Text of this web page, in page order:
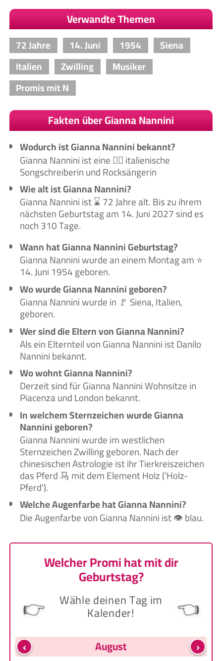
Verwandte Themen
72 Jahre 14. Juni 1954
Siena
Italien
Zwilling
Musiker
Promis mit N
Fakten über Gianna Nannini
Wodurch ist Gianna Nannini bekannt?
Gianna Nannini ist eine 🙋‍♀️ italienische
Songschreiberin und Rocksängerin
Wie alt ist Gianna Nannini?
Gianna Nannini ist ⌛ 72 Jahre alt. Bis zu ihrem
nächsten Geburtstag am 14. Juni 2027 sind es
noch 310 Tage.
Wann hat Gianna Nannini Geburtstag?
Gianna Nannini wurde an einem Montag am ⭐
14. Juni 1954 geboren.
Wo wurde Gianna Nannini geboren?
Gianna Nannini wurde in 🚩 Siena, Italien,
geboren.
Wer sind die Eltern von Gianna Nannini?
Als ein Elternteil von Gianna Nannini ist Danilo
Nannini bekannt.
Wo wohnt Gianna Nannini?
Derzeit sind für Gianna Nannini Wohnsitze in
Piacenza und London bekannt.
In welchem Sternzeichen wurde Gianna
Nannini geboren?
Gianna Nannini wurde im westlichen
Sternzeichen Zwilling geboren. Nach der
chinesischen Astrologie ist ihr Tierkreiszeichen
das Pferd 马 mit dem Element Holz ('Holz-
Pferd').
Welche Augenfarbe hat Gianna Nannini?
Die Augenfarbe von Gianna Nannini ist 👁️ blau.
Welcher Promi hat mit dir
Geburtstag?
👉 Wähle deinen Tag im
Kalender! 👈
‹ ›
August